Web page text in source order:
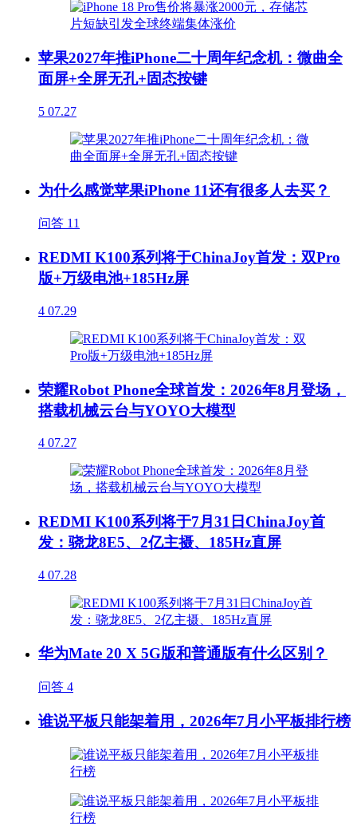
苹果2027年推iPhone二十周年纪念机：微曲全
面屏+全屏无孔+固态按键
5 07.27
为什么感觉苹果iPhone 11还有很多人去买？
问答 11
REDMI K100系列将于ChinaJoy首发：双Pro
版+万级电池+185Hz屏
4 07.29
荣耀Robot Phone全球首发：2026年8月登场，
搭载机械云台与YOYO大模型
4 07.27
REDMI K100系列将于7月31日ChinaJoy首
发：骁龙8E5、2亿主摄、185Hz直屏
4 07.28
华为Mate 20 X 5G版和普通版有什么区别？
问答 4
谁说平板只能架着用，2026年7月小平板排行榜